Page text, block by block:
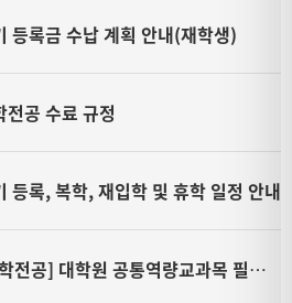
등록금 수납 계획 안내(재학생)
공 수료 규정
등록, 복학, 재입학 및 휴학 일정 안내
] 대학원 공통역량교과목 필수 이수 안내